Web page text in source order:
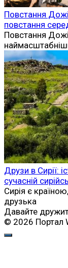
Повстання
повстання
Повстання
Друзи в Сирії:
сучасній
Сирія є
друзька
Давайте
© 2026 Портал